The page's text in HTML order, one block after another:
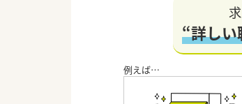
“詳し